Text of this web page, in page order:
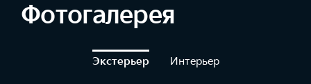
Фотогалерея
Экстерьер Интерьер